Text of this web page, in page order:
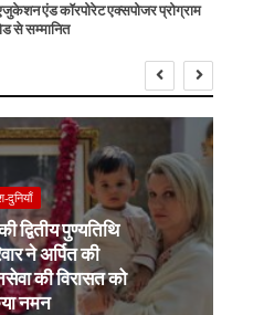
एंड कॉरपोरेट एक्सपोजर प्रोग्राम
से सम्मानित
दुनियाँ
द्वितीय पुण्यतिथि
ने अर्पित की
की विरासत को
नमन